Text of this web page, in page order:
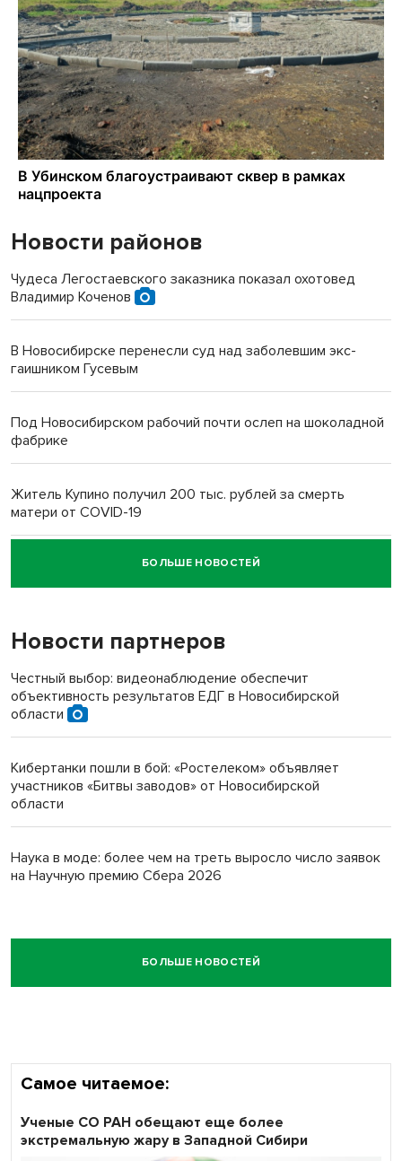
Новости районов
Чудеса Легостаевского заказника показал охотовед
Владимир Коченов
В Новосибирске перенесли суд над заболевшим экс-
гаишником Гусевым
Под Новосибирском рабочий почти ослеп на шоколадной
фабрике
Житель Купино получил 200 тыс. рублей за смерть
матери от COVID-19
Новосибирский суд наказал водителя за смерть
пенсионерки на вокзале
БОЛЬШЕ НОВОСТЕЙ
Новости партнеров
Честный выбор: видеонаблюдение обеспечит
объективность результатов ЕДГ в Новосибирской
области
Кибертанки пошли в бой: «Ростелеком» объявляет
участников «Битвы заводов» от Новосибирской
области
Наука в моде: более чем на треть выросло число заявок
на Научную премию Сбера 2026
БОЛЬШЕ НОВОСТЕЙ
Самое читаемое:
Ученые СО РАН обещают еще более
экстремальную жару в Западной Сибири